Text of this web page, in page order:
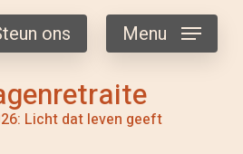
Licht dat leven geeft
ons Menu